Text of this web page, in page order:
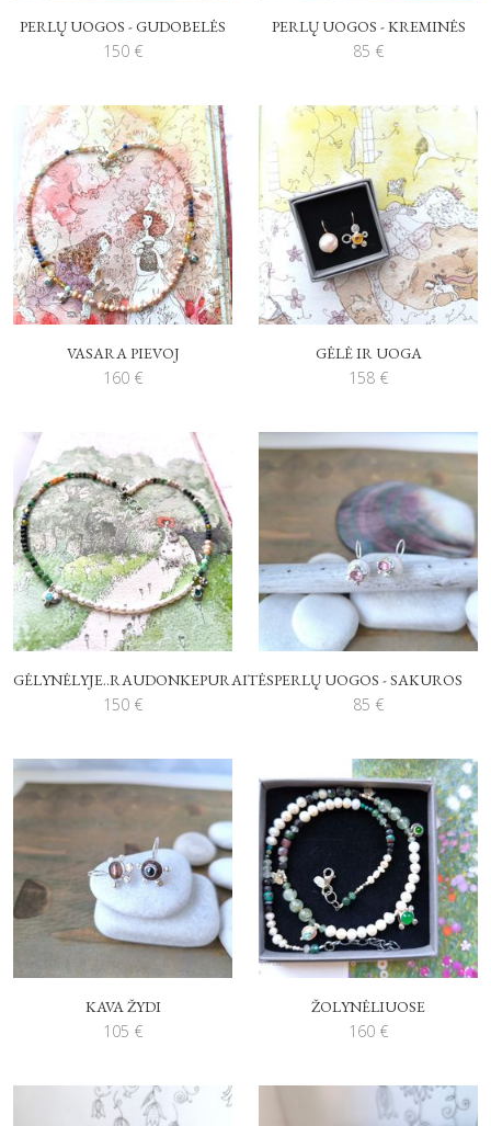
PERLŲ UOGOS - GUDOBELĖS
150 €
PERLŲ UOGOS - KREMINĖS
85 €
VASARA PIEVOJ
160 €
GĖLĖ IR UOGA
158 €
GĖLYNĖLYJE..RAUDONKEPURAITĖS
150 €
PERLŲ UOGOS - SAKUROS
85 €
KAVA ŽYDI
105 €
ŽOLYNĖLIUOSE
160 €